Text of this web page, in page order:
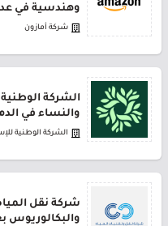
وهندسية في
شركة أمازون
الشركة
والنساء في
الشركة الوطنية
شركة نقل
والبكالوريوس